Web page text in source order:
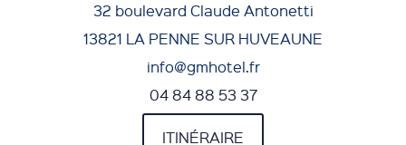
32 boulevard Claude Antonetti
13821 LA PENNE SUR HUVEAUNE
info@gmhotel.fr
04 84 88 53 37
ITINÉRAIRE